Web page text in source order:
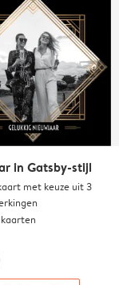
in Gatsby-stijl
met keuze uit 3